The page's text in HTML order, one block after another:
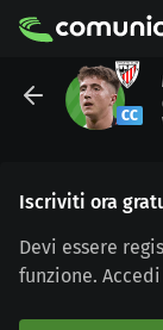
CC
Iscriviti ora
Devi essere
funzione.